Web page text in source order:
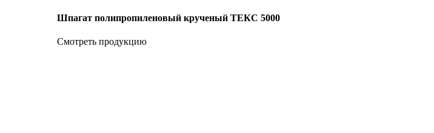
Шпагат полипропиленовый крученый ТЕКС 5000
Смотреть продукцию